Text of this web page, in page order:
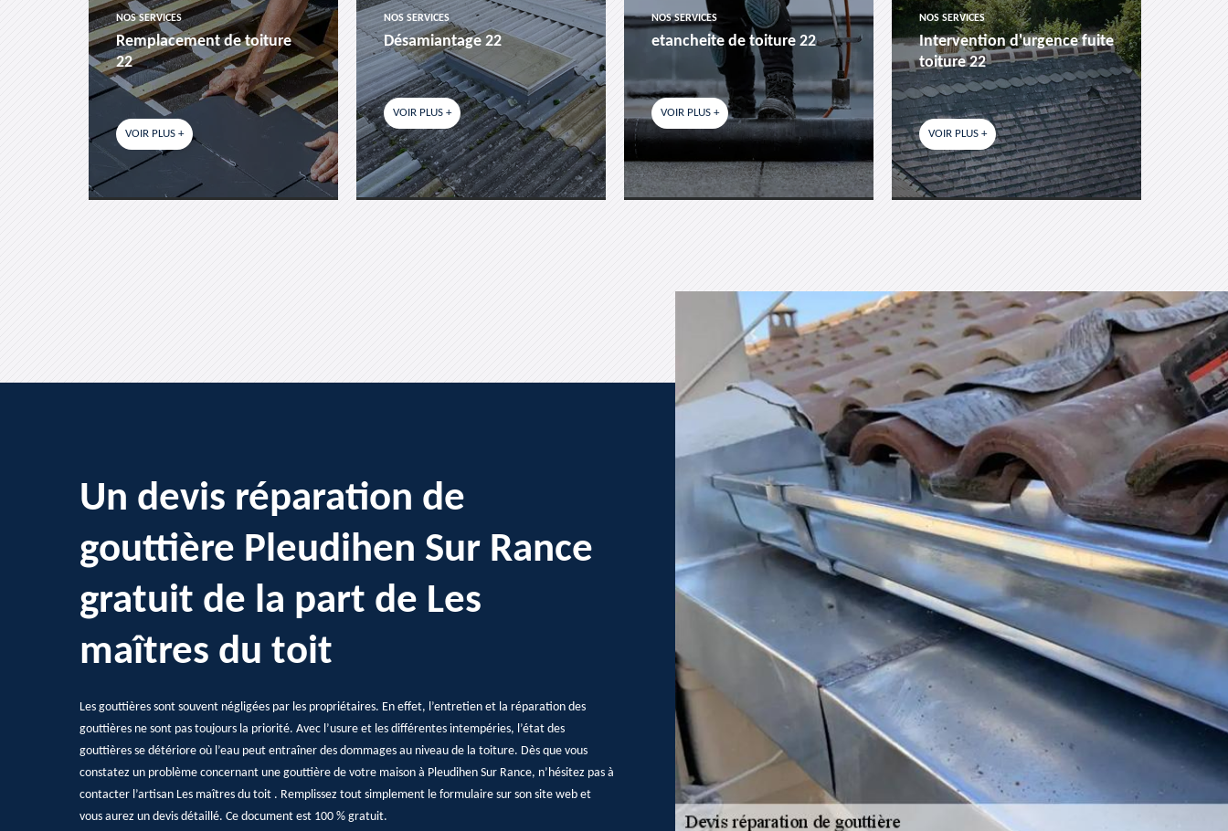
NOS SERVICES
Remplacement de toiture
22
VOIR PLUS +
NOS SERVICES
Désamiantage 22
VOIR PLUS +
NOS SERVICES
etancheite de toiture 22
VOIR PLUS +
NOS SERVICES
Intervention d'urgence fuite
toiture 22
VOIR PLUS +
Un devis réparation de
gouttière Pleudihen Sur Rance
gratuit de la part de Les
maîtres du toit
Les gouttières sont souvent négligées par les propriétaires. En effet, l’entretien et la réparation des
gouttières ne sont pas toujours la priorité. Avec l’usure et les différentes intempéries, l’état des
gouttières se détériore où l’eau peut entraîner des dommages au niveau de la toiture. Dès que vous
constatez un problème concernant une gouttière de votre maison à Pleudihen Sur Rance, n’hésitez pas à
contacter l’artisan Les maîtres du toit . Remplissez tout simplement le formulaire sur son site web et
vous aurez un devis détaillé. Ce document est 100 % gratuit.